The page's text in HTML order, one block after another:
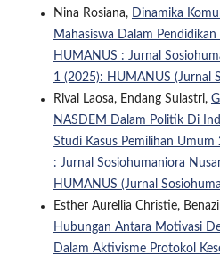
Nina Rosiana, Dinamika
Mahasiswa Dalam
HUMANUS : Jurnal
1 (2025): HUMANUS (Jurnal
Rival Laosa, Endang Sulastri,
NASDEM Dalam Politik Di
Studi Kasus Pemilihan
: Jurnal Sosiohumaniora
HUMANUS (Jurnal
Esther Aurellia Christie,
Hubungan Antara Motivasi
Dalam Aktivisme Protokol